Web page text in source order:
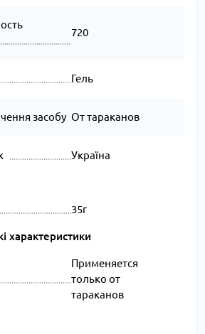
720
Гель
засобу От тараканов
Україна
35г
характеристики
Применяется
только от
тараканов